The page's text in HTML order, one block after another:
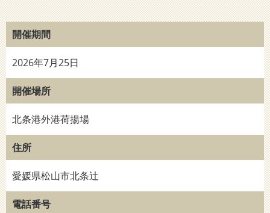
開催期間
2026年7月25日
開催場所
北条港外港荷揚場
住所
愛媛県松山市北条辻
電話番号